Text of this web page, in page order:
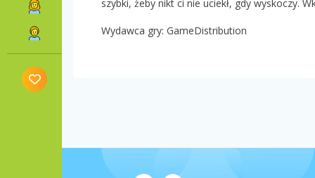
szybki, żeby nikt ci nie uciekł, gdy wyskoczy.
Wydawca gry: GameDistribution